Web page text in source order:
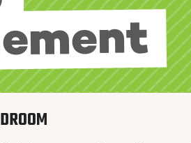
DROOM